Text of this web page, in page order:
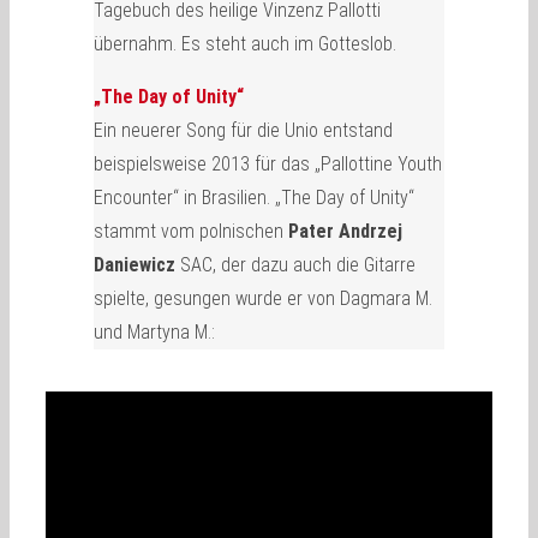
Tagebuch des heilige Vinzenz Pallotti
übernahm. Es steht auch im Gotteslob.
„The Day of Unity“
Ein neuerer Song für die Unio entstand
beispielsweise 2013 für das „Pallottine Youth
Encounter“ in Brasilien. „The Day of Unity“
stammt vom polnischen Pater Andrzej
Daniewicz SAC, der dazu auch die Gitarre
spielte, gesungen wurde er von Dagmara M.
und Martyna M.: